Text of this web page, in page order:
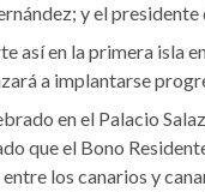
y el
así en la primera isla
a implantarse
en el Palacio
que el Bono
los canarios y